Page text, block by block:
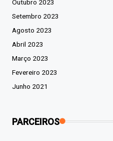
Outubro 2023
Setembro 2023
Agosto 2023
Abril 2023
Março 2023
Fevereiro 2023
Junho 2021
PARCEIROS